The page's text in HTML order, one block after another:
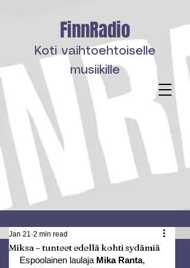
FinnRadio
Koti vaihtoehtoiselle
musiikille
Miksa – tunteet edellä kohti sydämiä
Jan 21 2 min read
Espoolainen laulaja Mika Ranta,